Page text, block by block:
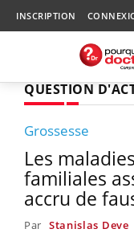
INSCRIPTION
QUESTION
Grossesse
Les
familiales
accru de
Par Stanislas Deve